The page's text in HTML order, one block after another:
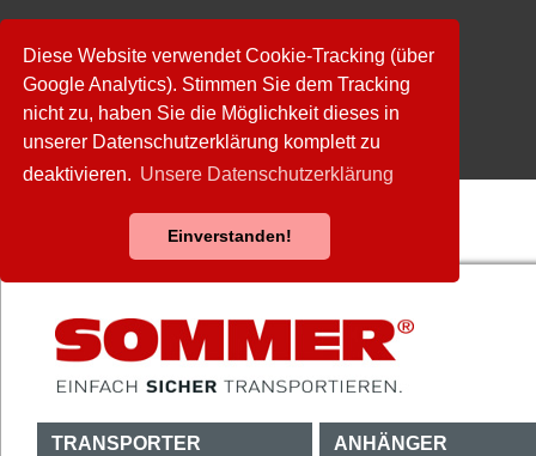
Diese Website verwendet Cookie-Tracking (über
Google Analytics). Stimmen Sie dem Tracking
nicht zu, haben Sie die Möglichkeit dieses in
unserer Datenschutzerklärung komplett zu
deaktivieren. Unsere Datenschutzerklärung
Einverstanden!
TRANSPORTER ANHÄNGER